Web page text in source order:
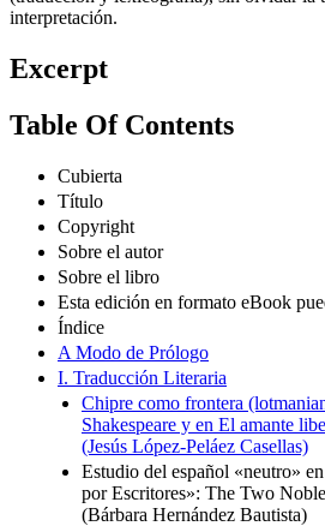
interpretación.
Excerpt
Table Of Contents
Cubierta
Título
Copyright
Sobre el autor
Sobre el libro
Esta edición en formato eBook
Índice
A Modo de Prólogo
I. Traducción Literaria
Chipre como frontera
Shakespeare y en El amante
(Jesús López-Peláez Casellas)
Estudio del español «neutro»
por Escritores»: The Two
(Bárbara Hernández Bautista)